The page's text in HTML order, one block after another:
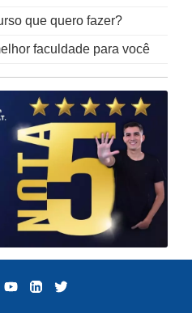
que quero fazer?
faculdade para você